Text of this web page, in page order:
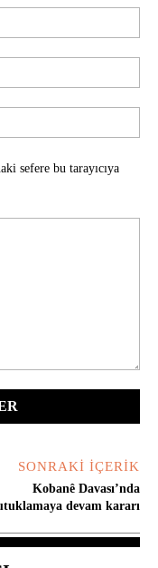
sefere bu tarayıcıya
SONRAKI İÇERIK
Kobanê Davası’nda
devam kararı